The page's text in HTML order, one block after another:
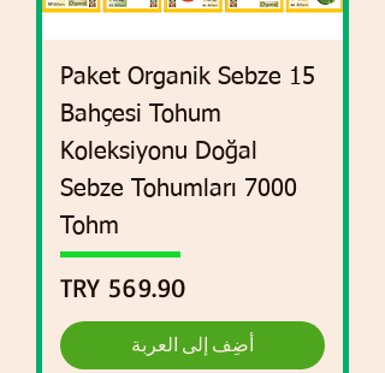
15 Paket Organik Sebze
Bahçesi Tohum
Koleksiyonu Doğal
Sebze Tohumları 7000
Tohm
السعر
أضِف إلى العربة